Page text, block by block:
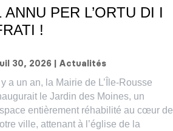
ANNU PER L’ORTU DI I
!
30, 2026| Actualités
y a un an, la Mairie de L’Île-Rousse
le Jardin des Moines, un
entièrement réhabilité au cœur de
ville, attenant à l’église de la